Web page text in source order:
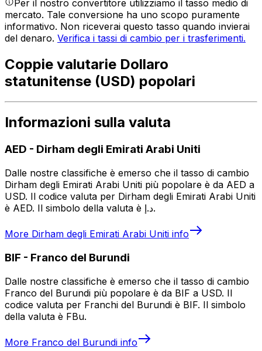
Per il nostro convertitore utilizziamo il tasso medio di
mercato. Tale conversione ha uno scopo puramente
informativo. Non riceverai questo tasso quando invierai
del denaro. Verifica i tassi di cambio per i trasferimenti.
Coppie valutarie Dollaro
statunitense (USD) popolari
Informazioni sulla valuta
AED - Dirham degli Emirati Arabi Uniti
Dalle nostre classifiche è emerso che il tasso di cambio
Dirham degli Emirati Arabi Uniti più popolare è da AED a
USD. Il codice valuta per Dirham degli Emirati Arabi Uniti
è AED. Il simbolo della valuta è د.إ.
More Dirham degli Emirati Arabi Uniti info
BIF - Franco del Burundi
Dalle nostre classifiche è emerso che il tasso di cambio
Franco del Burundi più popolare è da BIF a USD. Il
codice valuta per Franchi del Burundi è BIF. Il simbolo
della valuta è FBu.
More Franco del Burundi info